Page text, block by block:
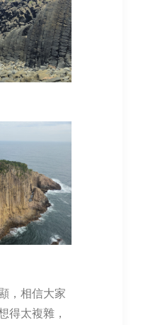
，相信大家
得太複雜，